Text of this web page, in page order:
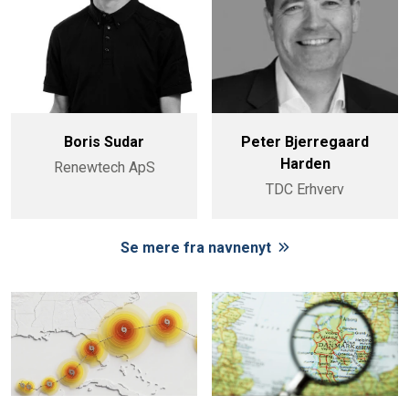
Boris Sudar
Renewtech ApS
Peter Bjerregaard
Harden
TDC Erhverv
Se mere fra navnenyt